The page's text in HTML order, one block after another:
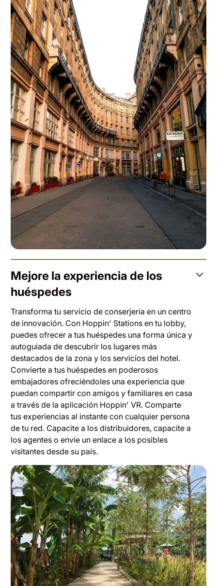
Mejore la experiencia de los
huéspedes
Transforma tu servicio de conserjería en un centro
de innovación. Con Hoppin' Stations en tu lobby,
puedes ofrecer a tus huéspedes una forma única y
autoguiada de descubrir los lugares más
destacados de la zona y los servicios del hotel.
Convierte a tus huéspedes en poderosos
embajadores ofreciéndoles una experiencia que
puedan compartir con amigos y familiares en casa
a través de la aplicación Hoppin' VR. Comparte
tus experiencias al instante con cualquier persona
de tu red. Capacite a los distribuidores, capacite a
los agentes o envíe un enlace a los posibles
visitantes desde su país.